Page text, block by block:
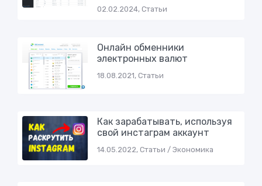
02.02.2024, Статьи
Онлайн обменники
электронных валют
18.08.2021, Статьи
Как зарабатывать, используя
свой инстаграм аккаунт
14.05.2022, Статьи / Экономика